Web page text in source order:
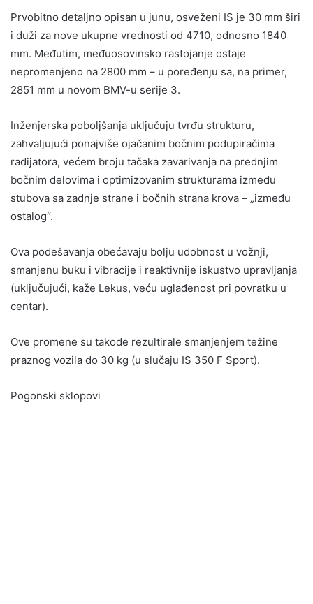
Prvobitno detaljno opisan u junu, osveženi IS je 30 mm širi
i duži za nove ukupne vrednosti od 4710, odnosno 1840
mm. Međutim, međuosovinsko rastojanje ostaje
nepromenjeno na 2800 mm – u poređenju sa, na primer,
2851 mm u novom BMV-u serije 3.
Inženjerska poboljšanja uključuju tvrđu strukturu,
zahvaljujući ponajviše ojačanim bočnim podupiračima
radijatora, većem broju tačaka zavarivanja na prednjim
bočnim delovima i optimizovanim strukturama između
stubova sa zadnje strane i bočnih strana krova – „između
ostalog“.
Ova podešavanja obećavaju bolju udobnost u vožnji,
smanjenu buku i vibracije i reaktivnije iskustvo upravljanja
(uključujući, kaže Lekus, veću uglađenost pri povratku u
centar).
Ove promene su takođe rezultirale smanjenjem težine
praznog vozila do 30 kg (u slučaju IS 350 F Sport).
Pogonski sklopovi